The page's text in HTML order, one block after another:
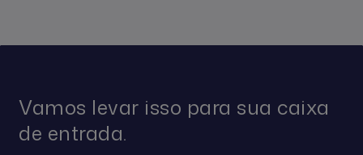
Vamos levar isso para sua caixa
de entrada.